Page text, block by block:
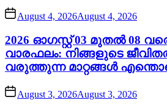
August 4, 2026August 4, 2026
2026 ഓഗസ്റ്റ് 03 മുതൽ 08
വാരഫലം: നിങ്ങളുടെ
വരുത്തുന്ന മാറ്റങ്ങൾ
August 3, 2026August 3, 2026